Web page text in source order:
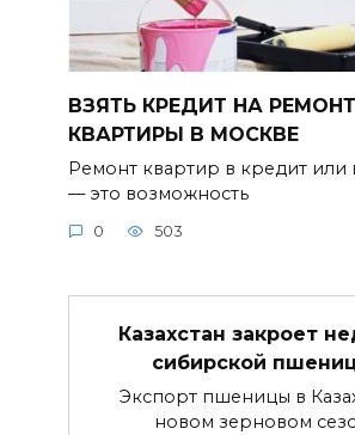
ВЗЯТЬ КРЕДИТ НА РЕМОНТ
КВАРТИРЫ В МОСКВЕ
Ремонт квартир в кредит или
— это возможность
0 503
Казахстан закроет
сибирской
Экспорт пшеницы в
новом зерновом